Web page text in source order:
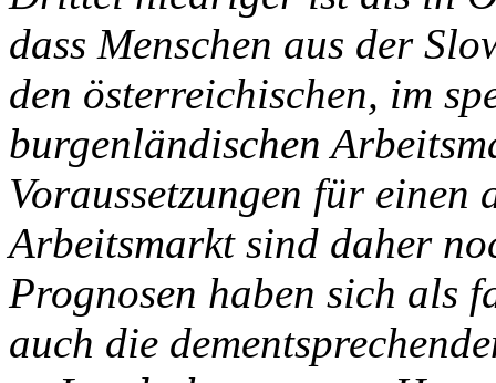
dass Menschen aus der
den österreichischen, im
burgenländischen
Voraussetzungen für einen
Arbeitsmarkt sind daher
Prognosen haben sich als
auch die